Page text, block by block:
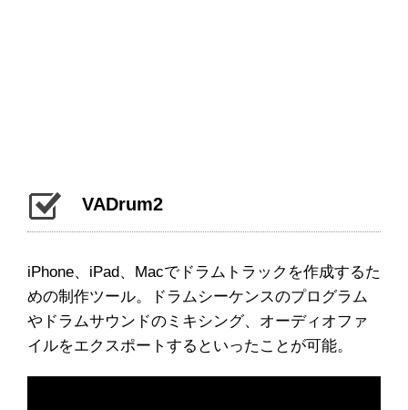
VADrum2
iPhone、iPad、Macでドラムトラックを作成するた
めの制作ツール。ドラムシーケンスのプログラム
やドラムサウンドのミキシング、オーディオファ
イルをエクスポートするといったことが可能。